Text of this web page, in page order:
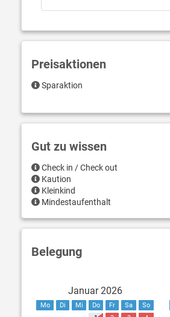
Preisaktionen
Sparaktion
Gut zu wissen
Check in / Check out
Kaution
Kleinkind
Mindestaufenthalt
Belegung
Januar 2026
Mo Di Mi Do Fr Sa
So